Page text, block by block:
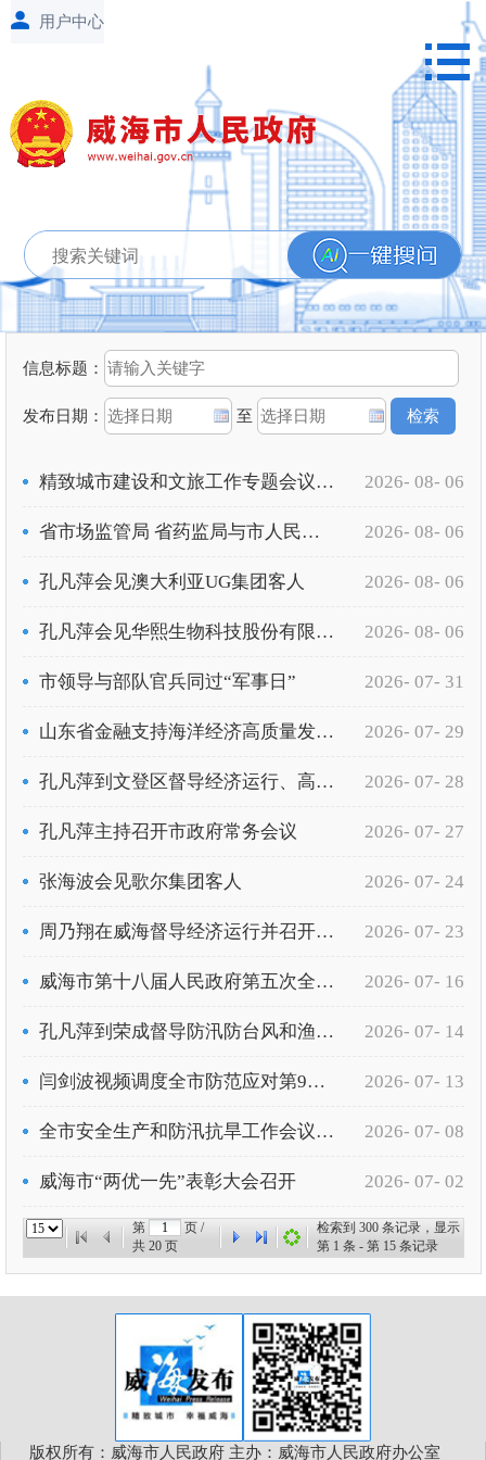
信息标题：
发布日期： 至
精致城市建设和文旅工作专题会议召开 2026- 08- 06
省市场监管局 省药监局与市人民政府签署绿色低碳高质量发展合作协议 2026- 08- 06
孔凡萍会见澳大利亚UG集团客人 2026- 08- 06
孔凡萍会见华熙生物科技股份有限公司客人 2026- 08- 06
市领导与部队官兵同过“军事日” 2026- 07- 31
山东省金融支持海洋经济高质量发展政金企对接会在我市举行 2026- 07- 29
孔凡萍到文登区督导经济运行、高标准农田建设突出问题整治等工作 2026- 07- 28
孔凡萍主持召开市政府常务会议 2026- 07- 27
张海波会见歌尔集团客人 2026- 07- 24
周乃翔在威海督导经济运行并召开座谈会时强调 迎难而上 奋力拼搏 推动经济运行稳进提质 2026- 07- 23
威海市第十八届人民政府第五次全体（扩大）会议暨廉政工作会议召开 2026- 07- 16
孔凡萍到荣成督导防汛防台风和渔船管控工作 2026- 07- 14
闫剑波视频调度全市防范应对第9号台风“巴威”工作 2026- 07- 13
全市安全生产和防汛抗旱工作会议召开 2026- 07- 08
威海市“两优一先”表彰大会召开 2026- 07- 02
第
页 /
共 20页
检索到 300条记录，显示
第 1 条 - 第 15条记录
版权所有：威海市人民政府 主办：威海市人民政府办公室